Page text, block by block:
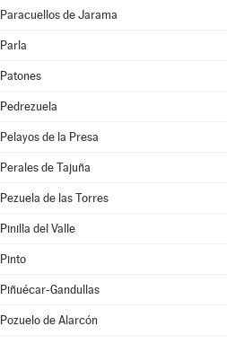
Paracuellos de Jarama
Parla
Patones
Pedrezuela
Pelayos de la Presa
Perales de Tajuña
Pezuela de las Torres
Pinilla del Valle
Pinto
Piñuécar-Gandullas
Pozuelo de Alarcón